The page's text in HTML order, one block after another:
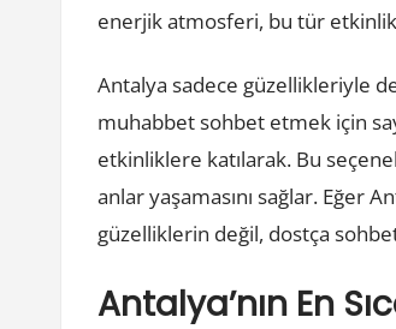
enerjik atmosferi, bu tür
Antalya sadece güzellikleriyle
muhabbet sohbet etmek için
etkinliklere katılarak. Bu
anlar yaşamasını sağlar. Eğer
güzelliklerin değil, dostça
Antalya’nın En